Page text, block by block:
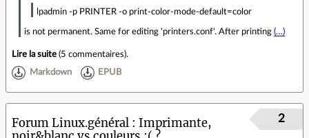
lpadmin -p PRINTER -o print-color-mode-default=color
is not permanent. Same for editing 'printers.conf'. After printing (…)
Lire la suite (5 commentaires).
Markdown EPUB
Forum Linux.général
Imprimante,
2